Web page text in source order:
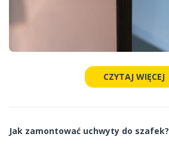
CZYTAJ WIĘCEJ
Jak zamontować uchwyty do szafek?